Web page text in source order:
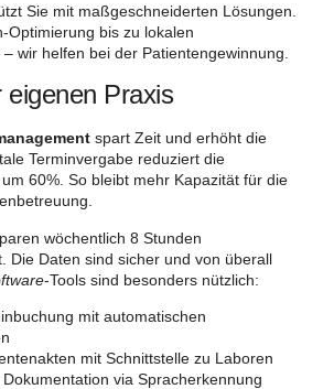
Sie mit maßgeschneiderten Lösungen.
Optimierung bis zu lokalen
wir helfen bei der Patientengewinnung.
eigenen Praxis
spart Zeit und erhöht die
Terminvergabe reduziert die
60%. So bleibt mehr Kapazität für die
wöchentlich 8 Stunden
Die Daten sind sicher und von überall
-Tools sind besonders nützlich:
mit automatischen
mit Schnittstelle zu Laboren
via Spracherkennung